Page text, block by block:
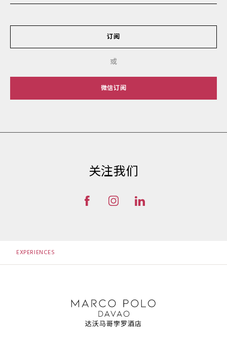
订阅
或
微信订阅
关注我们
EXPERIENCES